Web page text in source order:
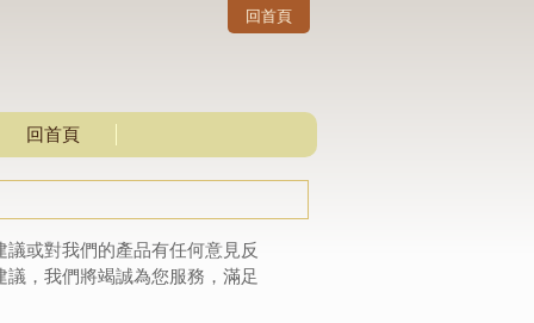
回首頁
回首頁
或對我們的產品有任何意見反
，我們將竭誠為您服務，滿足